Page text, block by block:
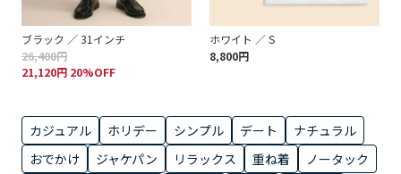
ブラック ／ 31インチ
26,400円
21,120円 20%OFF
ホワイト ／ S
8,800円
カジュアル ホリデー シンプル デート
ナチュラル
おでかけ
ジャケパン リラックス 重ね着
ノータック